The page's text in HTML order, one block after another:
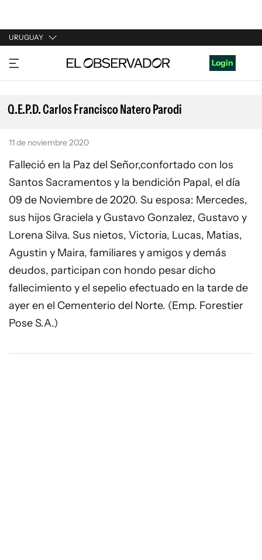
URUGUAY
URUGUAY
ARGENTINA
ESPAÑA
Login
Q.E.P.D. Carlos Francisco Natero Parodi
11 de noviembre 2020
Falleció en la Paz del Señor,confortado con los
Santos Sacramentos y la bendición Papal, el día
09 de Noviembre de 2020. Su esposa: Mercedes,
sus hijos Graciela y Gustavo Gonzalez, Gustavo y
Lorena Silva. Sus nietos, Victoria, Lucas, Matias,
Agustin y Maira, familiares y amigos y demás
deudos, participan con hondo pesar dicho
fallecimiento y el sepelio efectuado en la tarde de
ayer en el Cementerio del Norte. (Emp. Forestier
Pose S.A.)